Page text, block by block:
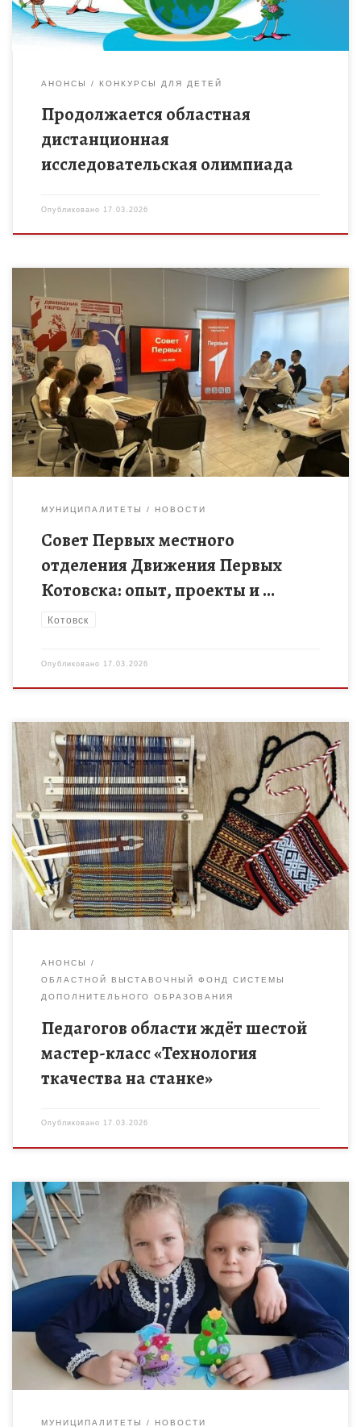
АНОНСЫ КОНКУРСЫ ДЛЯ ДЕТЕЙ
Продолжается областная
дистанционная
исследовательская олимпиада
Опубликовано 17.03.2026
Состоялось заседание Совета Первых местного отделения
Движения Первых города Котовска. Участники обсудили
ключевые вопросы развития местного отделения,
обменялись опытом и успехами. Основные моменты
заседания: Обмен […]
МУНИЦИПАЛИТЕТЫ НОВОСТИ
Совет Первых местного
отделения Движения Первых
Котовска: опыт, проекты и …
Котовск
Опубликовано 17.03.2026
24 марта 2026 года на базе Тамбовского областного
государственного бюджетного образовательного
учреждения дополнительного образования «Центр развития
творчества детей и юношества» состоится шестой мастер-
класс по декоративно-прикладному […]
АНОНСЫ
ОБЛАСТНОЙ ВЫСТАВОЧНЫЙ ФОНД СИСТЕМЫ
ДОПОЛНИТЕЛЬНОГО ОБРАЗОВАНИЯ
Педагогов области ждёт шестой
мастер-класс «Технология
ткачества на станке»
Опубликовано 17.03.2026
Весна вступает в свои права, настроение — готовить подарки
родным и близким, делиться радостью цветочных мотивов.
Учащиеся студии «Кружевница» Центра развития творчества
детей и юношества […]
МУНИЦИПАЛИТЕТЫ НОВОСТИ